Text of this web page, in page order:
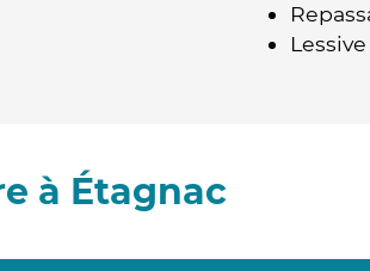
Lessive
à Étagnac